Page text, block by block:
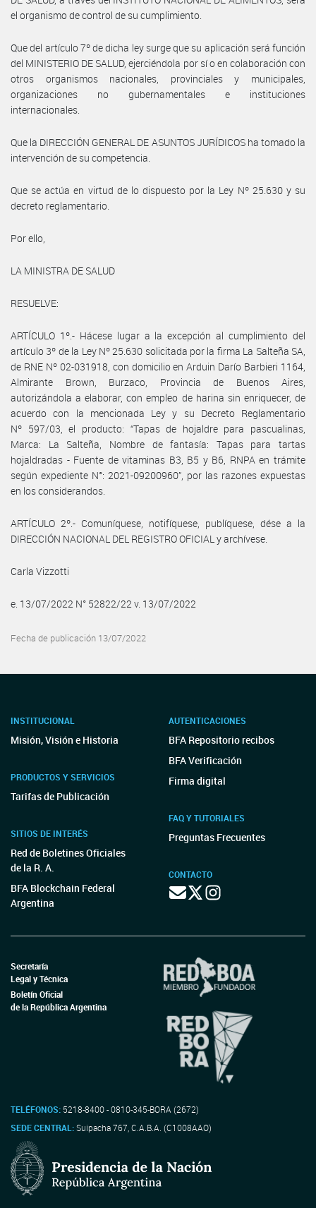
el organismo de control de su cumplimiento.
Que del artículo 7º de dicha ley surge que su aplicación será función
del MINISTERIO DE SALUD, ejerciéndola por sí o en colaboración con
otros organismos nacionales, provinciales y municipales,
organizaciones no gubernamentales e instituciones
internacionales.
Que la DIRECCIÓN GENERAL DE ASUNTOS JURÍDICOS ha tomado la
intervención de su competencia.
Que se actúa en virtud de lo dispuesto por la Ley Nº 25.630 y su
decreto reglamentario.
Por ello,
LA MINISTRA DE SALUD
RESUELVE:
ARTÍCULO 1º.- Hácese lugar a la excepción al cumplimiento del
artículo 3º de la Ley Nº 25.630 solicitada por la firma La Salteña SA,
de RNE Nº 02-031918, con domicilio en Arduin Darío Barbieri 1164,
Almirante Brown, Burzaco, Provincia de Buenos Aires,
autorizándola a elaborar, con empleo de harina sin enriquecer, de
acuerdo con la mencionada Ley y su Decreto Reglamentario
Nº 597/03, el producto: “Tapas de hojaldre para pascualinas,
Marca: La Salteña, Nombre de fantasía: Tapas para tartas
hojaldradas - Fuente de vitaminas B3, B5 y B6, RNPA en trámite
según expediente N°: 2021-09200960”, por las razones expuestas
en los considerandos.
ARTÍCULO 2º.- Comuníquese, notifíquese, publíquese, dése a la
DIRECCIÓN NACIONAL DEL REGISTRO OFICIAL y archívese.
Carla Vizzotti
e. 13/07/2022 N° 52822/22 v. 13/07/2022
Fecha de publicación 13/07/2022
INSTITUCIONAL
Misión, Visión e Historia
PRODUCTOS Y SERVICIOS
Tarifas de Publicación
SITIOS DE INTERÉS
Red de Boletines Oficiales
de la R. A.
BFA Blockchain Federal
Argentina
AUTENTICACIONES
BFA Repositorio recibos
BFA Verificación
Firma digital
FAQ Y TUTORIALES
Preguntas Frecuentes
CONTACTO
Secretaría
Legal y Técnica
Boletín Oficial
de la República Argentina
TELÉFONOS: 5218-8400 - 0810-345-BORA (2672)
SEDE CENTRAL:Suipacha 767, C.A.B.A. (C1008AAO)